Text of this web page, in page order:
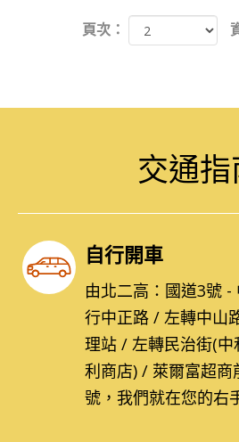
頁次：
交通指
自行開車
由北二高：國道3號
行中正路 / 左轉中山
理站 / 左轉民治街(中
利商店) / 萊爾富超商
號，我們就在您的右